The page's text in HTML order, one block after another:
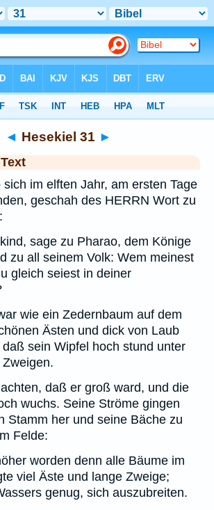
◄ Hesekiel 31 ►
im elften Jahr, am ersten Tage
geschah des HERRN Wort zu
sage zu Pharao, dem Könige
zu all seinem Volk: Wem meinest
gleich seiest in deiner
wie ein Zedernbaum auf dem
Ästen und dick von Laub
sein Wipfel hoch stund unter
daß er groß ward, und die
wuchs. Seine Ströme gingen
Stamm her und seine Bäche zu
Felde:
worden denn alle Bäume im
viel Äste und lange Zweige;
genug, sich auszubreiten.